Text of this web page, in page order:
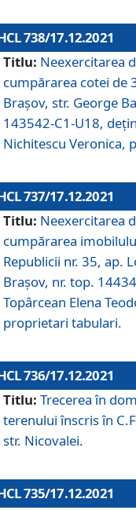
738/17.12.2021
Titlu: Neexercitarea
cumpărarea cotei de
Braşov, str. George
143542-C1-U18,
Nichitescu Veronica,
737/17.12.2021
Titlu: Neexercitarea
cumpărarea
Republicii nr. 35, ap.
Brașov, nr. top.
Topârcean Elena
proprietari tabulari.
736/17.12.2021
Titlu: Trecerea în
terenului înscris în
str. Nicovalei.
735/17.12.2021